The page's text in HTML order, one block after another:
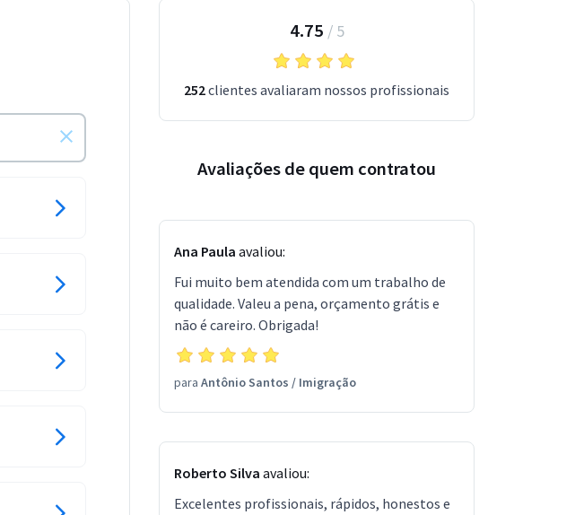
4.75 / 5
252clientes avaliaram nossos profissionais
Avaliações de quem contratou
Ana Paula avaliou:
Fui muito bem atendida com um trabalho de
qualidade. Valeu a pena, orçamento grátis e
não é careiro. Obrigada!
para Antônio Santos / Imigração
Roberto Silva avaliou:
Excelentes profissionais, rápidos, honestos e